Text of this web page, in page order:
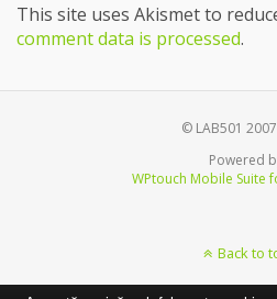
This site uses Akismet to
comment data is processed.
© LAB501
Powered
WPtouch Mobile Suite
Back to